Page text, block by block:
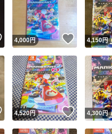
安心発送 このユ
いいね！
4,000円 いいね！
4,150円
いいね！
4,520円 いいね！
4,300円